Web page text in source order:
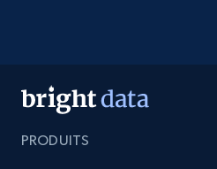
PRODUITS